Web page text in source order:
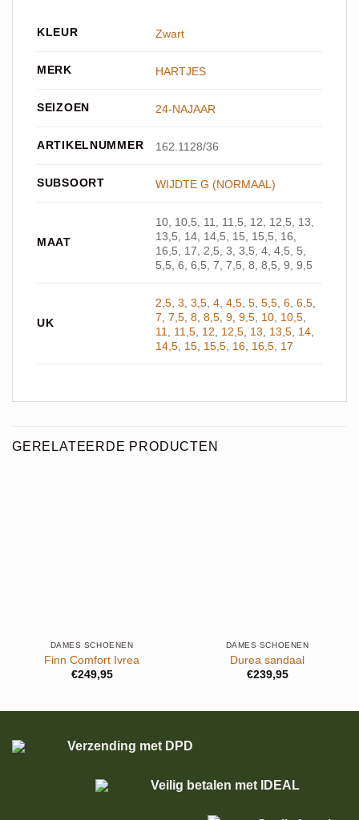
KLEUR Zwart
MERK HARTJES
SEIZOEN 24-NAJAAR
ARTIKELNUMMER 162.1128/36
SUBSOORT WIJDTE G (NORMAAL)
MAAT
10, 10,5, 11, 11,5, 12, 12,5, 13,
13,5, 14, 14,5, 15, 15,5, 16,
16,5, 17, 2,5, 3, 3,5, 4, 4,5, 5,
5,5, 6, 6,5, 7, 7,5, 8, 8,5, 9, 9,5
UK
2,5 ,3 ,3,5 ,4 ,4,5 ,5 ,5,5 ,6 ,6,5
7 ,7,5 ,8 ,8,5 ,9 ,9,5 10 10,5
11
11,5 12 12,5 13 13,5 14
14,5 15 15,5 16 16,5 17
GERELATEERDE PRODUCTEN
DAMES SCHOENEN
Finn Comfort Ivrea
€249,95
DAMES SCHOENEN
Durea sandaal
€239,95
Verzending met DPD
Veilig betalen met IDEAL